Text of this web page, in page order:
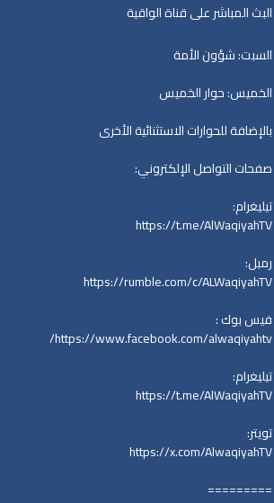
البث المباشر على قناة الواقية
السبت: شؤون الأمة
الخميس: حوار الخميس
بالإضافة للحوارات الاستثنائية الأخرى
صفحات التواصل الإلكتروني:
تيليغرام:
https://t.me/AlWaqiyahTV
رمبل:
https://rumble.com/c/ALWaqiyahTV
فيس بوك :
https://www.facebook.com/alwaqiyahtv/
تيليغرام:
https://t.me/AlWaqiyahTV
تويتر:
https://x.com/AlwaqiyahTV
=========